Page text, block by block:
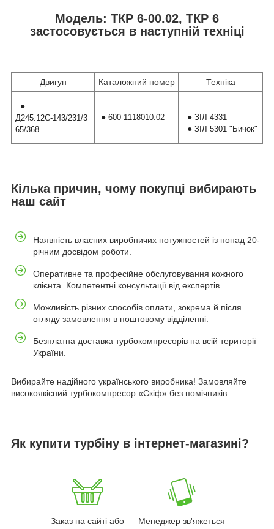
Модель: ТКР 6-00.02, ТКР 6
застосовується в наступній техніці
Двигун Каталожний номер Техніка
●
Д245.12С-143/231/3
65/368
● 600-1118010.02 ● ЗІЛ-4331
● ЗІЛ 5301 "Бичок"
Кілька причин, чому покупці вибирають
наш сайт
Наявність власних виробничих потужностей із понад 20-
річним досвідом роботи.
Оперативне та професійне обслуговування кожного
клієнта. Компетентні консультації від експертів.
Можливість різних способів оплати, зокрема й після
огляду замовлення в поштовому відділенні.
Безплатна доставка турбокомпресорів на всій території
України.
Вибирайте надійного українського виробника! Замовляйте
високоякісний турбокомпресор «Скіф» без помічників.
Як купити турбіну в інтернет-магазині?
Заказ на сайті або
Менеджер зв'яжеться